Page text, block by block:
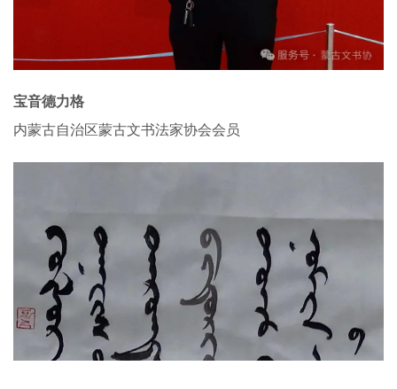
宝音德力格
内蒙古自治区蒙古文书法家协会会员